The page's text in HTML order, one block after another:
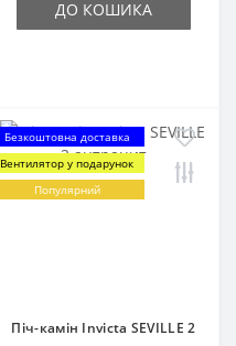
ДО КОШИКА
Безкоштовна доставка
Вентилятор у подарунок
Популярний
Піч-камін Invicta SEVILLE 2